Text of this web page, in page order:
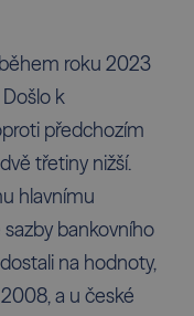
roku 2023
k
předchozím
třetiny nižší.
hlavnímu
bankovního
na hodnoty,
a u české